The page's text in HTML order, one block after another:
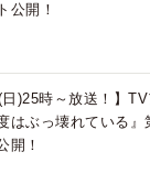
公開！
(日)25時～放送！】
はぶっ壊れている』
開！